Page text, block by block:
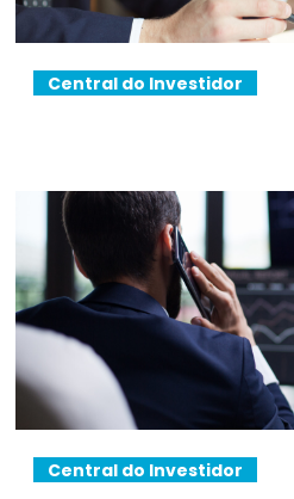
Central do Investidor
Central do Investidor